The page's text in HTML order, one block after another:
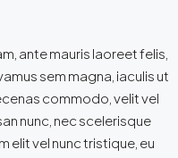
ante mauris laoreet felis,
sem magna, iaculis ut
commodo, velit vel
nunc, nec scelerisque
elit vel nunc tristique, eu